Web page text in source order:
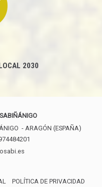
2030
- ARAGÓN (ESPAÑA)
POLÍTICA DE PRIVACIDAD